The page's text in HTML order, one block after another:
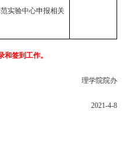
实验中心申报相关
签到工作。
理学院院办
2021-4-8